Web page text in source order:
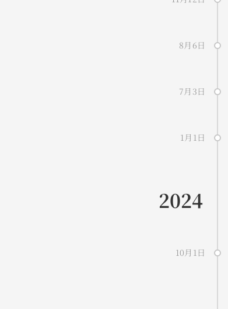
8月6日
7月3日
1月1日
2024
10月1日